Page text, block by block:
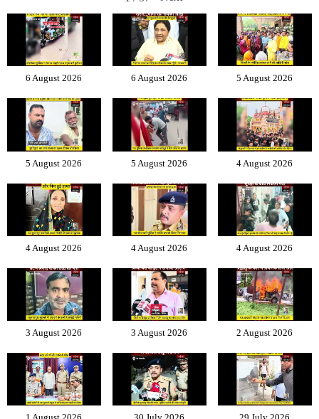
6 August 2026 6 August 2026 5 August 2026
5 August 2026 5 August 2026 4 August 2026
4 August 2026 4 August 2026 4 August 2026
3 August 2026 3 August 2026 2 August 2026